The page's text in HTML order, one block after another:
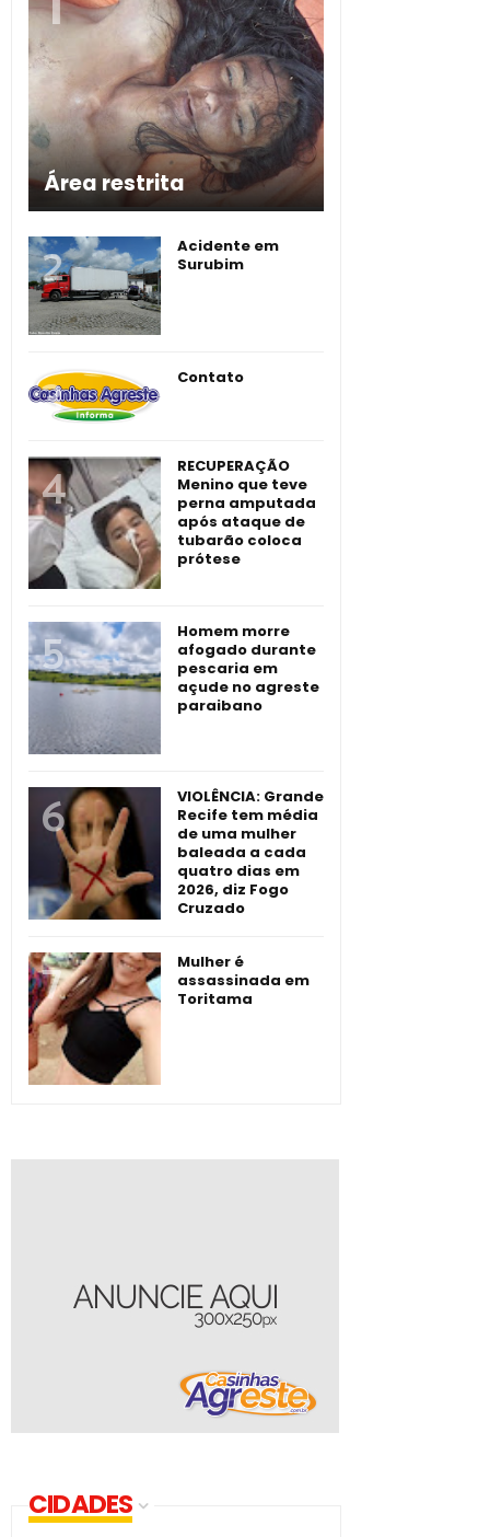
Área restrita
Acidente em
Surubim
Contato
RECUPERAÇÃO
Menino que teve
perna amputada
após ataque de
tubarão coloca
prótese
Homem morre
afogado durante
pescaria em
açude no agreste
paraibano
VIOLÊNCIA: Grande
Recife tem média
de uma mulher
baleada a cada
quatro dias em
2026, diz Fogo
Cruzado
Mulher é
assassinada em
Toritama
CIDADES